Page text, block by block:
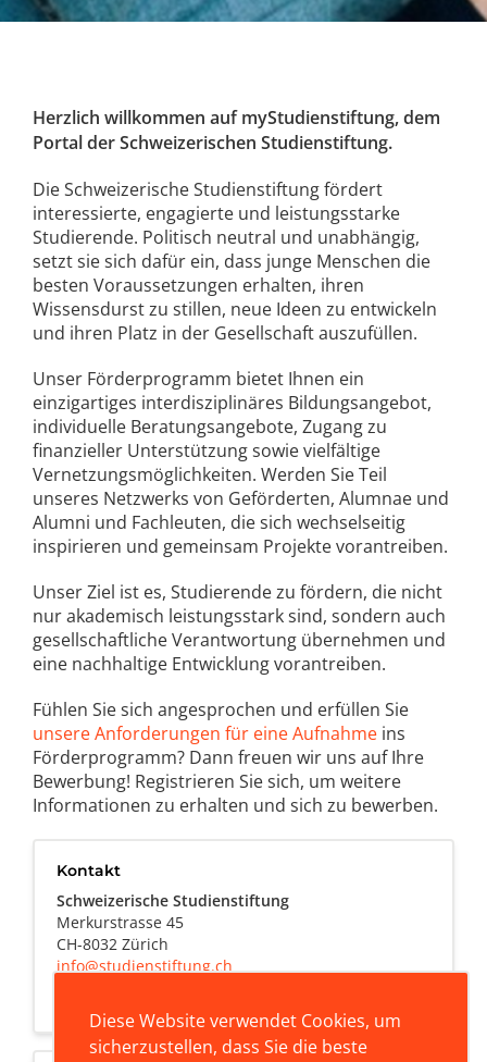
Diese Website verwendet Cookies, um
sicherzustellen, dass Sie die beste
Herzlich willkommen auf myStudienstiftung, dem
Portal der Schweizerischen Studienstiftung.
Die Schweizerische Studienstiftung fördert
interessierte, engagierte und leistungsstarke
Studierende. Politisch neutral und unabhängig,
setzt sie sich dafür ein, dass junge Menschen die
besten Voraussetzungen erhalten, ihren
Wissensdurst zu stillen, neue Ideen zu entwickeln
und ihren Platz in der Gesellschaft auszufüllen.
Unser Förderprogramm bietet Ihnen ein
einzigartiges interdisziplinäres Bildungsangebot,
individuelle Beratungsangebote, Zugang zu
finanzieller Unterstützung sowie vielfältige
Vernetzungsmöglichkeiten. Werden Sie Teil
unseres Netzwerks von Geförderten, Alumnae und
Alumni und Fachleuten, die sich wechselseitig
inspirieren und gemeinsam Projekte vorantreiben.
Unser Ziel ist es, Studierende zu fördern, die nicht
nur akademisch leistungsstark sind, sondern auch
gesellschaftliche Verantwortung übernehmen und
eine nachhaltige Entwicklung vorantreiben.
Fühlen Sie sich angesprochen und erfüllen Sie
unsere Anforderungen für eine Aufnahme ins
Förderprogramm? Dann freuen wir uns auf Ihre
Bewerbung! Registrieren Sie sich, um weitere
Informationen zu erhalten und sich zu bewerben.
Kontakt
Schweizerische Studienstiftung
Merkurstrasse 45
CH-8032 Zürich
info@studienstiftung.ch